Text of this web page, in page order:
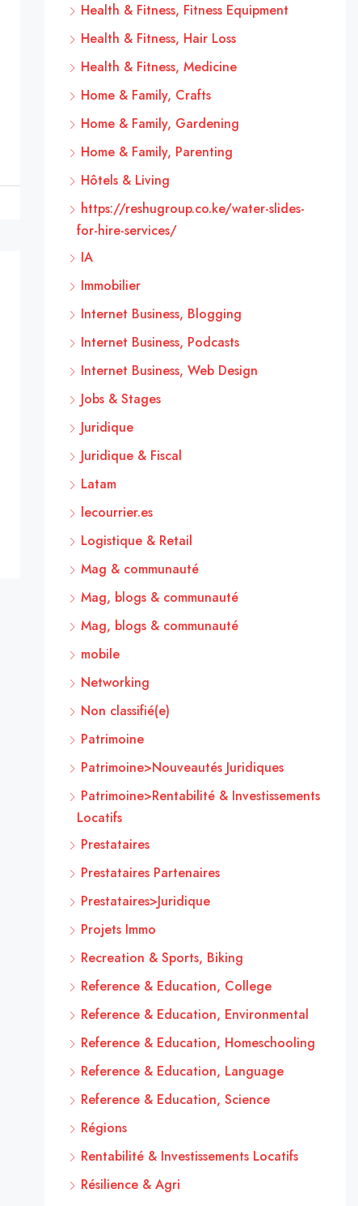
Health & Fitness, Fitness Equipment
Health & Fitness, Hair Loss
Health & Fitness, Medicine
Home & Family, Crafts
Home & Family, Gardening
Home & Family, Parenting
Hôtels & Living
https://reshugroup.co.ke/water-slides-
for-hire-services/
IA
Immobilier
Internet Business, Blogging
Internet Business, Podcasts
Internet Business, Web Design
Jobs & Stages
Juridique
Juridique & Fiscal
Latam
lecourrier.es
Logistique & Retail
Mag & communauté
Mag, blogs & communauté
Mag, blogs & communauté
mobile
Networking
Non classifié(e)
Patrimoine
Patrimoine>Nouveautés Juridiques
Patrimoine>Rentabilité & Investissements
Locatifs
Prestataires
Prestataires Partenaires
Prestataires>Juridique
Projets Immo
Recreation & Sports, Biking
Reference & Education, College
Reference & Education, Environmental
Reference & Education, Homeschooling
Reference & Education, Language
Reference & Education, Science
Régions
Rentabilité & Investissements Locatifs
Résilience & Agri